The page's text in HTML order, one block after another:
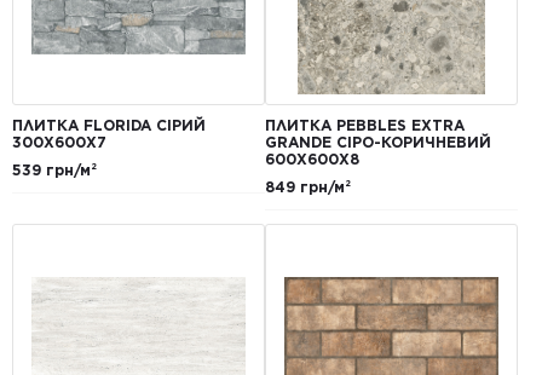
ПЛИТКА FLORIDA СІРИЙ
300Х600Х7
539 грн/м²
ПЛИТКА PEBBLES EXTRA
GRANDE СІРО-КОРИЧНЕВИЙ
600Х600Х8
849 грн/м²